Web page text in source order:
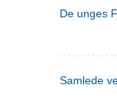
De unges
Samlede